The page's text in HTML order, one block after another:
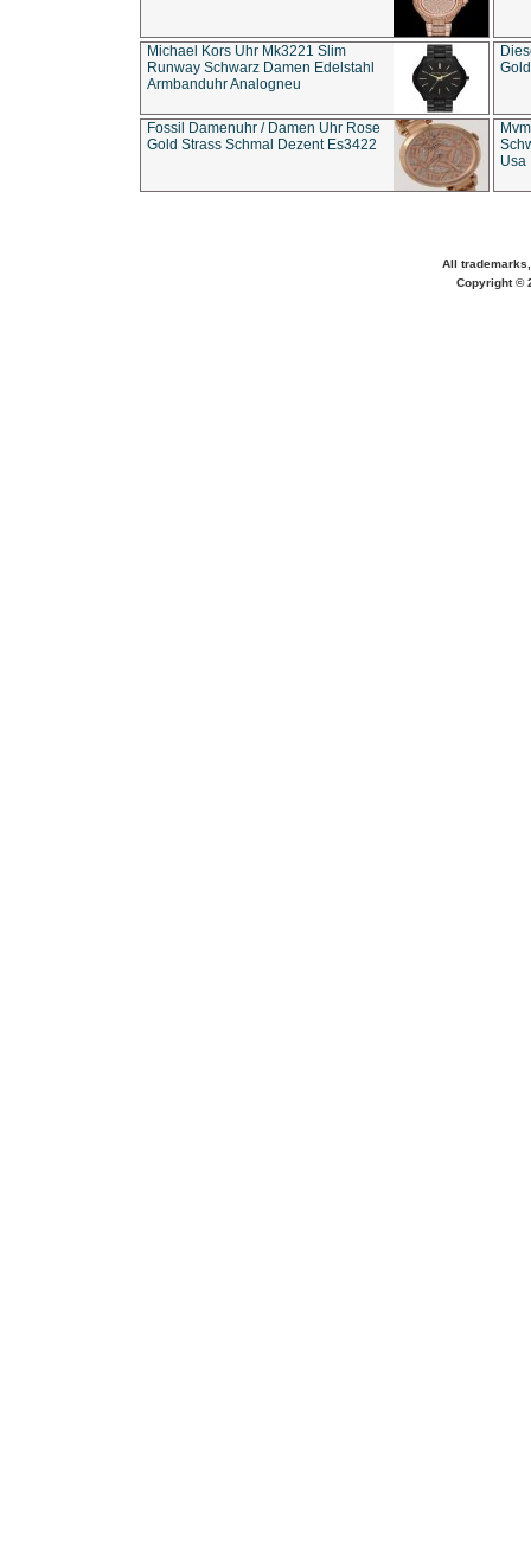
Michael Kors Uhr Mk3221 Slim
Runway Schwarz Damen Edelstahl
Armbanduhr Analogneu
Fossil Damenuhr / Damen Uhr Rose
Gold Strass Schmal Dezent Es3422
Usa
All
Copyright ©